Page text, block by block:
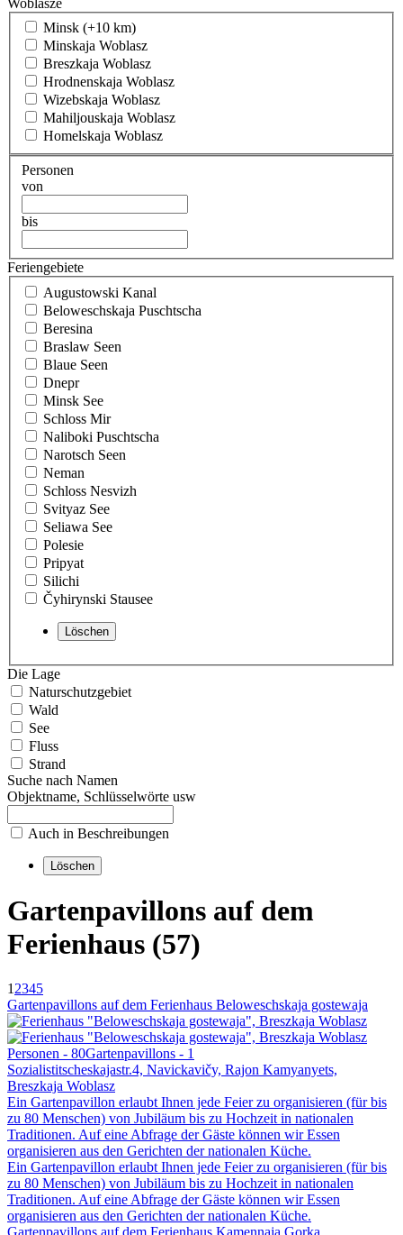
Minsk (+10 km)
Minskaja Woblasz
Breszkaja Woblasz
Hrodnenskaja Woblasz
Wizebskaja Woblasz
Mahiljouskaja Woblasz
Homelskaja Woblasz
Personen
von
bis
Feriengebiete
Augustowski Kanal
Beloweschskaja Puschtscha
Beresina
Braslaw Seen
Blaue Seen
Dnepr
Minsk See
Schloss Mir
Naliboki Puschtscha
Narotsch Seen
Neman
Schloss Nesvizh
Svityaz See
Seliawa See
Polesie
Pripyat
Silichi
Čyhirynski Stausee
Die Lage
Naturschutzgebiet
Wald
See
Fluss
Strand
Suche nach Namen
Objektname, Schlüsselwörte usw
Auch in Beschreibungen
Gartenpavillons auf dem
Ferienhaus (57)
1 2345
Gartenpavillons auf dem Ferienhaus Beloweschskaja gostewaja
Personen - 80Gartenpavillons - 1
Sozialistitscheskajastr.4, Navickavičy, Rajon Kamyanyets,
Breszkaja Woblasz
Ein Gartenpavillon erlaubt Ihnen jede Feier zu organisieren (für bis
zu 80 Menschen) von Jubiläum bis zu Hochzeit in nationalen
Traditionen. Auf eine Abfrage der Gäste können wir Essen
organisieren aus den Gerichten der nationalen Küche.
Ein Gartenpavillon erlaubt Ihnen jede Feier zu organisieren (für bis
zu 80 Menschen) von Jubiläum bis zu Hochzeit in nationalen
Traditionen. Auf eine Abfrage der Gäste können wir Essen
organisieren aus den Gerichten der nationalen Küche.
Gartenpavillons auf dem Ferienhaus Kamennaja Gorka